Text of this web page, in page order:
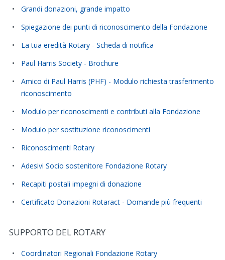
Grandi donazioni, grande impatto
Spiegazione dei punti di riconoscimento della Fondazione
La tua eredità Rotary - Scheda di notifica
Paul Harris Society - Brochure
Amico di Paul Harris (PHF) - Modulo richiesta trasferimento
riconoscimento
Modulo per riconoscimenti e contributi alla Fondazione
Modulo per sostituzione riconoscimenti
Riconoscimenti Rotary
Adesivi Socio sostenitore Fondazione Rotary
Recapiti postali impegni di donazione
Certificato Donazioni Rotaract - Domande più frequenti
SUPPORTO DEL ROTARY
Coordinatori Regionali Fondazione Rotary